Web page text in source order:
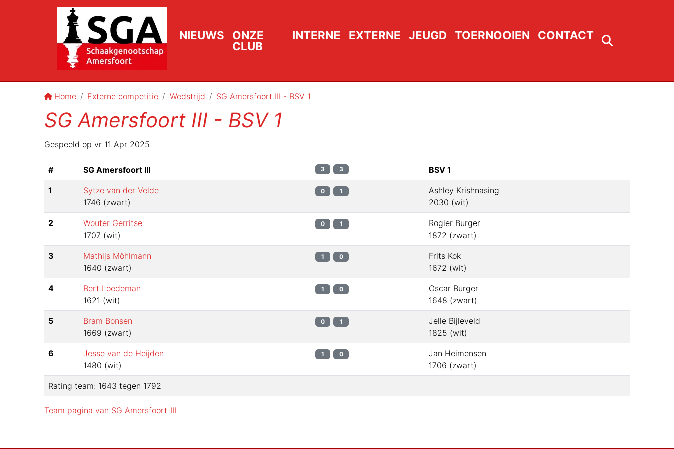
NIEUWS
ONZE
CLUB
INTERNE EXTERNE JEUGD TOERNOOIEN CONTACT
Home Externe competitie Wedstrijd SG Amersfoort III - BSV 1
SG Amersfoort III - BSV 1
Gespeeld op vr 11 Apr 2025
# SG Amersfoort III 3 3 BSV 1
1
Sytze van der Velde
1746 (zwart)
0 1
Ashley Krishnasing
2030 (wit)
2
Wouter Gerritse
1707 (wit)
0 1
Rogier Burger
1872 (zwart)
3
Mathijs Möhlmann
1640 (zwart)
1 0
Frits Kok
1672 (wit)
4
Bert Loedeman
1621 (wit)
1 0
Oscar Burger
1648 (zwart)
5
Bram Bonsen
1669 (zwart)
0 1
Jelle Bijleveld
1825 (wit)
6
Jesse van de Heijden
1480 (wit)
1 0
Jan Heimensen
1706 (zwart)
Rating team: 1643 tegen 1792
Team pagina van SG Amersfoort III